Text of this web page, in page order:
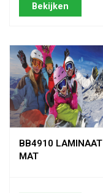
Bekijken
BB4910 LAMINAAT
MAT